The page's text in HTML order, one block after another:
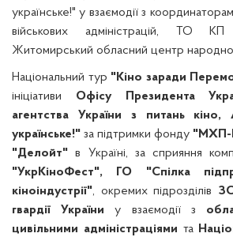
українське!" у взаємодії з
військових адміністрацій, ТО КП
Житомирський обласний центр
Національний тур "Кіно заради
ініціативи Офісу Президента
агентства України з питань кіно,
українське!" за підтримки фонду "МХП-
"Делойт" в Україні, за сприяння
"УкрКіноФест", ГО "Спілка
кіноіндустрії", окремих підрозділів
гвардії України у взаємодії з
цивільними адміністраціями та